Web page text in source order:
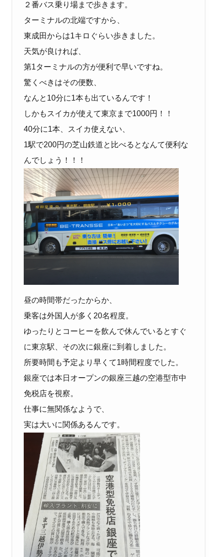
２番バス乗り場まで歩きます。
ターミナルの北端ですから、
東成田からは1キロぐらい歩きました。
天気が良ければ、
第1ターミナルの方が便利で早いですね。
驚くべきはその便数、
なんと10分に1本も出ているんです！
しかもスイカが使えて東京まで1000円！！
40分に1本、スイカ使えない、
1駅で200円の芝山鉄道と比べるとなんて便利な
んでしょう！！！
昼の時間帯だったからか、
乗客は外国人が多く20名程度。
ゆったりとコーヒーを飲んで休んでいるとすぐ
に東京駅、その次に銀座に到着しました。
所要時間も予定より早くて1時間程度でした。
銀座では本日オープンの銀座三越の空港型市中
免税店を視察。
仕事に無関係なようで、
実は大いに関係あるんです。